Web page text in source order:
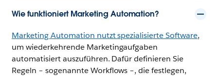
Wie funktioniert Marketing Automation?
Marketing Automation nutzt spezialisierte Software,
um wiederkehrende Marketingaufgaben
automatisiert auszuführen. Dafür definieren Sie
Regeln – sogenannte Workflows –, die festlegen,